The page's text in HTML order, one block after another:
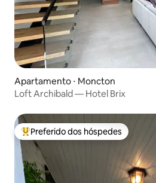
Apartamento ⋅ Moncton
Loft Archibald — Hotel Brix
Entre os melhores preferidos dos
Preferido dos hóspedes